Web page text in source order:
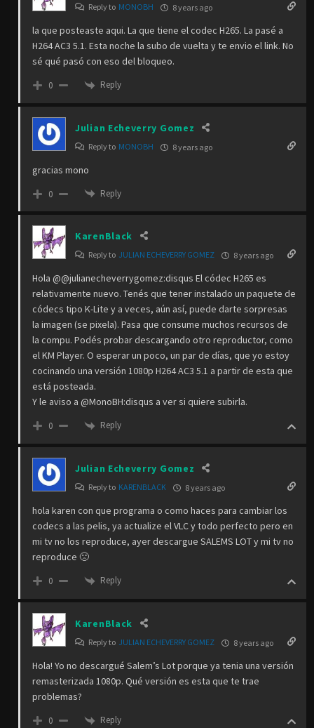
Reply to MONOBH 8 years ago
la que posteaste aqui. La que tiene el codec H265. La pasé a
H264 AC3 5.1. Esta noche la subo de vuelta y te envio el link. No
sé qué pasó con eso del bloqueo.
0 Reply
Julian Echeverry Gomez
Reply to MONOBH 8 years ago
gracias mono
0 Reply
KarenBlack
Reply to JULIAN ECHEVERRY GOMEZ 8 years ago
Hola @@julianecheverrygomez:disqus El códec H265 es
relativamente nuevo. Tenés que tener instalado un paquete de
códecs tipo K-Lite y a veces, aún así, puede darte sorpresas
la imagen (se pixela). Pasa que consume muchos recursos de
la compu. Podés probar descargando otro reproductor, como
el KM Player. O esperar un poco, un par de días, que yo estoy
cocinando una versión 1080p H264 AC3 5.1 a partir de esta que
está posteada.
Y le aviso a @MonoBH:disqus a ver si quiere subirla.
0 Reply
Julian Echeverry Gomez
Reply to KARENBLACK 8 years ago
hola karen con que programa o como haces para cambiar los
codecs a las pelis, ya actualize el VLC y todo perfecto pero en
mi tv no los reproduce, ayer descargue SALEMS LOT y mi tv no
reproduce 🙁
0 Reply
KarenBlack
Reply to JULIAN ECHEVERRY GOMEZ 8 years ago
Hola! Yo no descargué Salem’s Lot porque ya tenia una versión
remasterizada 1080p. Qué versión es esta que te trae
problemas?
0 Reply